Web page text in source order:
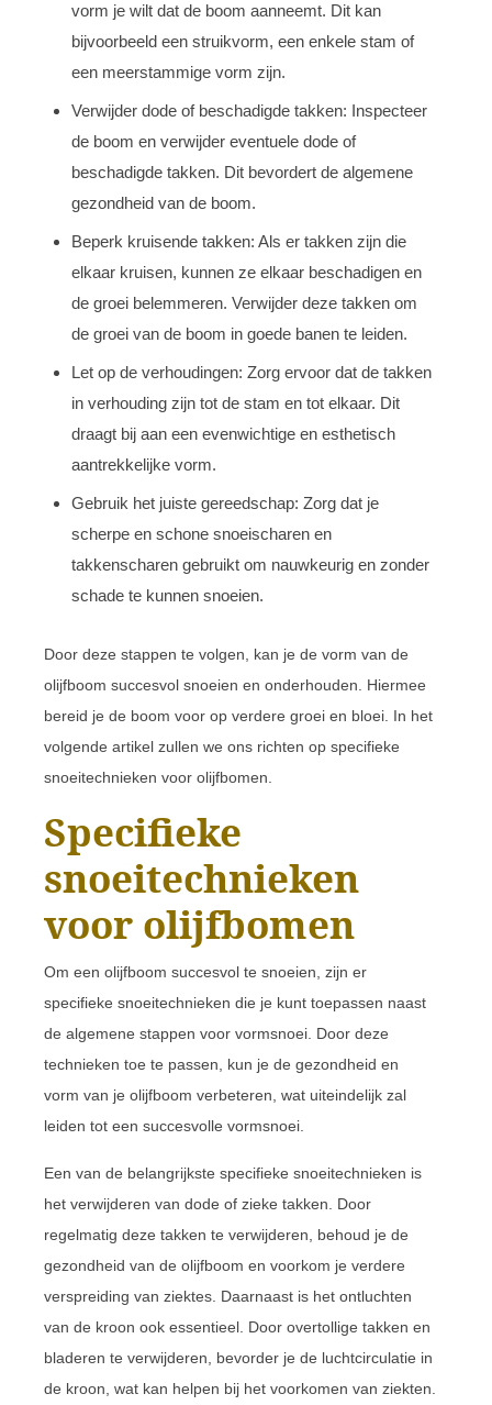
vorm je wilt dat de boom aanneemt. Dit kan
bijvoorbeeld een struikvorm, een enkele stam of
een meerstammige vorm zijn.
Verwijder dode of beschadigde takken: Inspecteer
de boom en verwijder eventuele dode of
beschadigde takken. Dit bevordert de algemene
gezondheid van de boom.
Beperk kruisende takken: Als er takken zijn die
elkaar kruisen, kunnen ze elkaar beschadigen en
de groei belemmeren. Verwijder deze takken om
de groei van de boom in goede banen te leiden.
Let op de verhoudingen: Zorg ervoor dat de takken
in verhouding zijn tot de stam en tot elkaar. Dit
draagt bij aan een evenwichtige en esthetisch
aantrekkelijke vorm.
Gebruik het juiste gereedschap: Zorg dat je
scherpe en schone snoeischaren en
takkenscharen gebruikt om nauwkeurig en zonder
schade te kunnen snoeien.
Door deze stappen te volgen, kan je de vorm van de
olijfboom succesvol snoeien en onderhouden. Hiermee
bereid je de boom voor op verdere groei en bloei. In het
volgende artikel zullen we ons richten op specifieke
snoeitechnieken voor olijfbomen.
Specifieke
snoeitechnieken
voor olijfbomen
Om een olijfboom succesvol te snoeien, zijn er
specifieke snoeitechnieken die je kunt toepassen naast
de algemene stappen voor vormsnoei. Door deze
technieken toe te passen, kun je de gezondheid en
vorm van je olijfboom verbeteren, wat uiteindelijk zal
leiden tot een succesvolle vormsnoei.
Een van de belangrijkste specifieke snoeitechnieken is
het verwijderen van dode of zieke takken. Door
regelmatig deze takken te verwijderen, behoud je de
gezondheid van de olijfboom en voorkom je verdere
verspreiding van ziektes. Daarnaast is het ontluchten
van de kroon ook essentieel. Door overtollige takken en
bladeren te verwijderen, bevorder je de luchtcirculatie in
de kroon, wat kan helpen bij het voorkomen van ziekten.